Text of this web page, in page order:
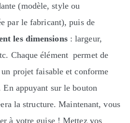
(modèle, style ou
par le fabricant), puis de
les dimensions: largeur,
Chaque élément permet de
projet faisable et conforme
appuyant sur le bouton
la structure. Maintenant, vous
à votre guise ! Mettez vos